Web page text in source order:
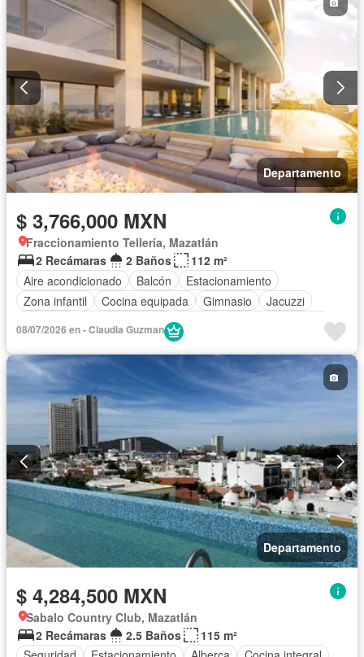
Departamento
$ 3,766,000 MXN
Fraccionamiento Tellería, Mazatlán
2 Recámaras
2 Baños
112 m²
Aire acondicionado
Balcón
Estacionamiento
Zona infantil
Cocina equipada Gimnasio
Jacuzzi
Azotea
Sin amueblar
08/07/2026 en - Claudia Guzman
Departamento
$ 4,284,500 MXN
Sabalo Country Club, Mazatlán
2 Recámaras
2.5 Baños
115 m²